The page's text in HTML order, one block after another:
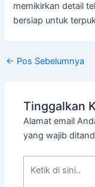
memikirkan detail
bersiap untuk
← Pos Sebelumnya
Tinggalkan
Alamat email
yang wajib